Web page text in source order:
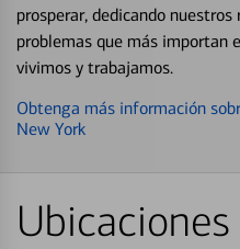
prosperar, dedicando
problemas que más importan
vivimos y trabajamos.
Obtenga más información
New York